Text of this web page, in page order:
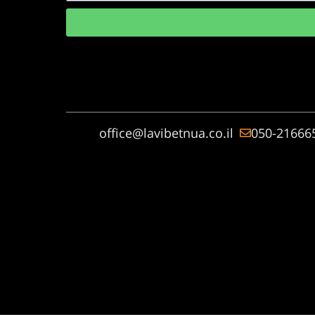
050-
office@lavibetnua.co.il